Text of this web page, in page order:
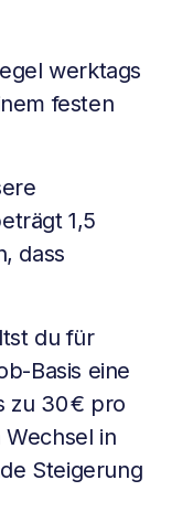
werktags
festen
1,5
dass
du für
Basis eine
zu 30 € pro
in
Steigerung